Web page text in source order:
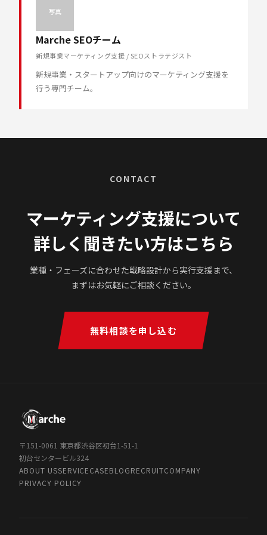
写真
Marche SEOチーム
新規事業マーケティング支援 / SEOストラテジスト
新規事業・スタートアップ向けのマーケティング支援を
行う専門チーム。
CONTACT
マーケティング支援について
詳しく聞きたい方はこちら
業種・フェーズに合わせた戦略設計から実行支援まで、
まずはお気軽にご相談ください。
無料相談を申し込む
〒151-0061 東京都渋谷区初台1-51-1
初台センタービル324
ABOUT USSERVICECASEBLOGRECRUITCOMPANY
PRIVACY POLICY